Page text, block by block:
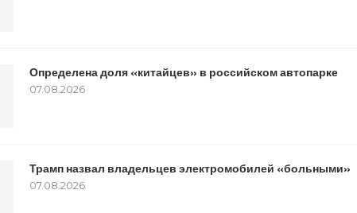
Определена доля «китайцев» в российском автопарке
07.08.2026
Трамп назвал владельцев электромобилей «больными»
07.08.2026